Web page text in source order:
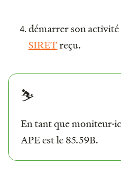
démarrer son activité
SIRETreçu.
⛷️
En tant que
APE est le 85.59B.